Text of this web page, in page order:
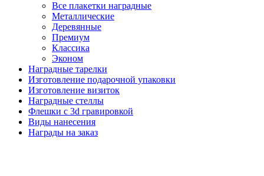
Все плакетки наградные
Металлические
Деревянные
Премиум
Классика
Эконом
Наградные тарелки
Изготовление подарочной упаковки
Изготовление визиток
Наградные стеллы
Флешки с 3d гравировкой
Виды нанесения
Награды на заказ